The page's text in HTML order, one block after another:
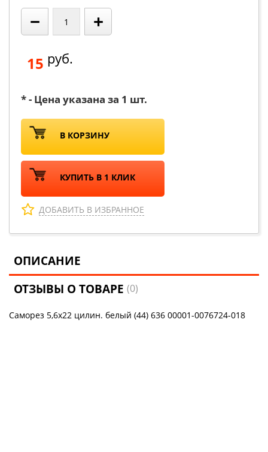
− +
15 руб.
* - Цена указана за 1 шт.
В КОРЗИНУ
КУПИТЬ В 1 КЛИК
ДОБАВИТЬ В ИЗБРАННОЕ
ОПИСАНИЕ
ОТЗЫВЫ О ТОВАРЕ(0)
Саморез 5,6х22 цилин. белый (44) 636 00001-0076724-018